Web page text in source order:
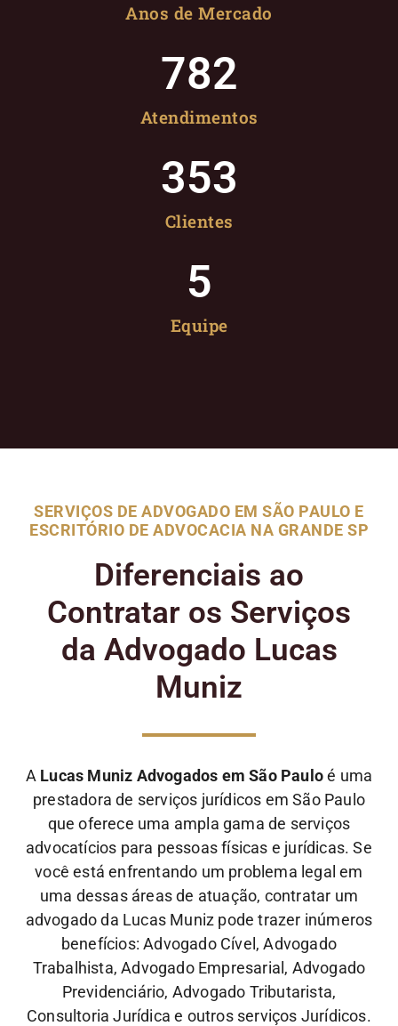
Anos de Mercado
Atendimentos
782
Clientes
353
Equipe
5
SERVIÇOS DE ADVOGADO EM SÃO PAULO E
ESCRITÓRIO DE ADVOCACIA NA GRANDE SP
Diferenciais ao
Contratar os Serviços
da Advogado Lucas
Muniz
A Lucas Muniz Advogados em São Pauloé uma
prestadora de serviços jurídicos em São Paulo
que oferece uma ampla gama de serviços
advocatícios para pessoas físicas e jurídicas. Se
você está enfrentando um problema legal em
uma dessas áreas de atuação, contratar um
advogado da Lucas Muniz pode trazer inúmeros
benefícios: Advogado Cível, Advogado
Trabalhista, Advogado Empresarial, Advogado
Previdenciário, Advogado Tributarista,
Consultoria Jurídica e outros serviços Jurídicos.